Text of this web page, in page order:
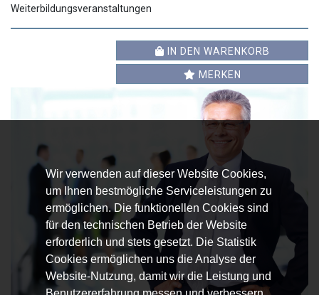
Wir verwenden auf dieser Website Cookies,
um Ihnen bestmögliche Serviceleistungen zu
ermöglichen. Die funktionellen Cookies sind
für den technischen Betrieb der Website
erforderlich und stets gesetzt. Die Statistik
Cookies ermöglichen uns die Analyse der
Website-Nutzung, damit wir die Leistung und
Weiterbildungsveranstaltungen
IN DEN WARENKORB
MERKEN